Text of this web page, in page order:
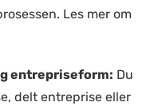
Les mer om
entrepriseform: Du
delt entreprise eller